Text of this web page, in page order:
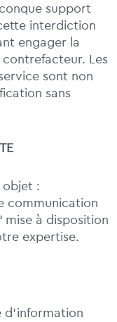
support
interdiction
engager la
Les
sont non
sans
:
communication
mise à disposition
expertise.